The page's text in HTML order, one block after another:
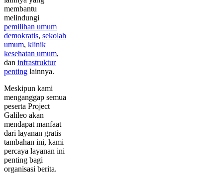
membantu
melindungi
pemilihan umum
demokratis, sekolah
umum, klinik
kesehatan umum,
dan infrastruktur
penting lainnya.
Meskipun kami
menganggap semua
peserta Project
Galileo akan
mendapat manfaat
dari layanan gratis
tambahan ini, kami
percaya layanan ini
penting bagi
organisasi berita.